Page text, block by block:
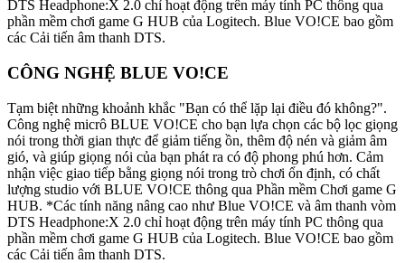
DTS Headphone:X 2.0 chỉ hoạt động trên máy tính PC thông qua
phần mềm chơi game G HUB của Logitech. Blue VO!CE bao gồm
các Cải tiến âm thanh DTS.
CÔNG NGHỆ BLUE VO!CE
Tạm biệt những khoảnh khắc "Bạn có thể lặp lại điều đó không?".
Công nghệ micrô BLUE VO!CE cho bạn lựa chọn các bộ lọc giọng
nói trong thời gian thực để giảm tiếng ồn, thêm độ nén và giảm âm
gió, và giúp giọng nói của bạn phát ra có độ phong phú hơn. Cảm
nhận việc giao tiếp bằng giọng nói trong trò chơi ổn định, có chất
lượng studio với BLUE VO!CE thông qua Phần mềm Chơi game G
HUB. *Các tính năng nâng cao như Blue VO!CE và âm thanh vòm
DTS Headphone:X 2.0 chỉ hoạt động trên máy tính PC thông qua
phần mềm chơi game G HUB của Logitech. Blue VO!CE bao gồm
các Cải tiến âm thanh DTS.